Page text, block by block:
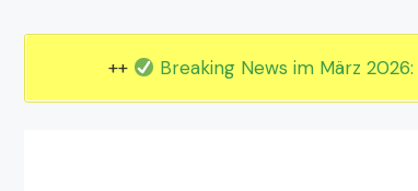
++ Breaking News im März